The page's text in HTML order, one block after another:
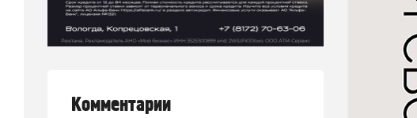
Комментарии